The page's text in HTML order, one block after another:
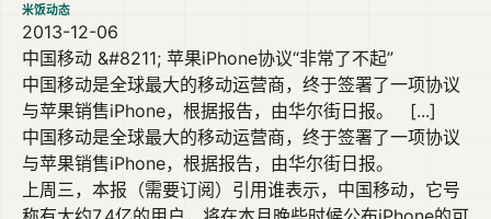
米饭动态
2013-12-06
中国移动 &#8211; 苹果iPhone协议“非常了不起”
中国移动是全球最大的移动运营商，终于签署了一项协议
与苹果销售iPhone，根据报告，由华尔街日报。 [...]
中国移动是全球最大的移动运营商，终于签署了一项协议
与苹果销售iPhone，根据报告，由华尔街日报。
上周三，本报（需要订阅）引用谁表示，中国移动，它号